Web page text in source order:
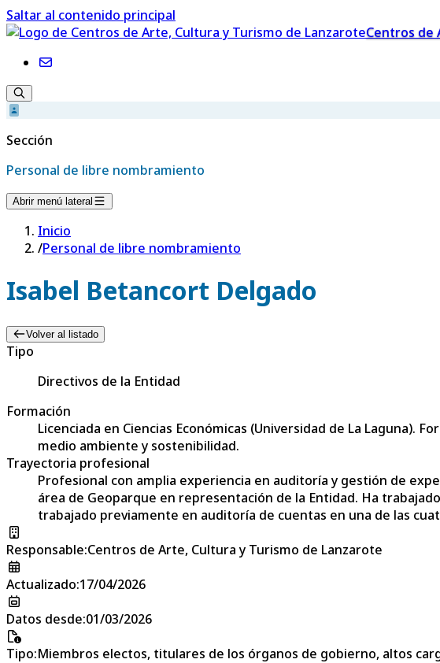
Saltar al contenido principal
Centros de
Sección
Personal de libre nombramiento
Abrir menú lateral
Inicio
/Personal de libre nombramiento
Isabel Betancort Delgado
Volver al listado
Tipo
Directivos de la Entidad
Formación
Licenciada en Ciencias Económicas (Universidad de La
medio ambiente y sostenibilidad.
Trayectoria profesional
Profesional con amplia experiencia en auditoría y gestión de
área de Geoparque en representación de la Entidad. Ha
trabajado previamente en auditoría de cuentas en una de las
Responsable:Centros de Arte, Cultura y Turismo de Lanzarote
Actualizado:17/04/2026
Datos desde:01/03/2026
Tipo:Miembros electos, titulares de los órganos de gobierno, altos